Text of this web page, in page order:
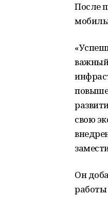
После
свою
Он